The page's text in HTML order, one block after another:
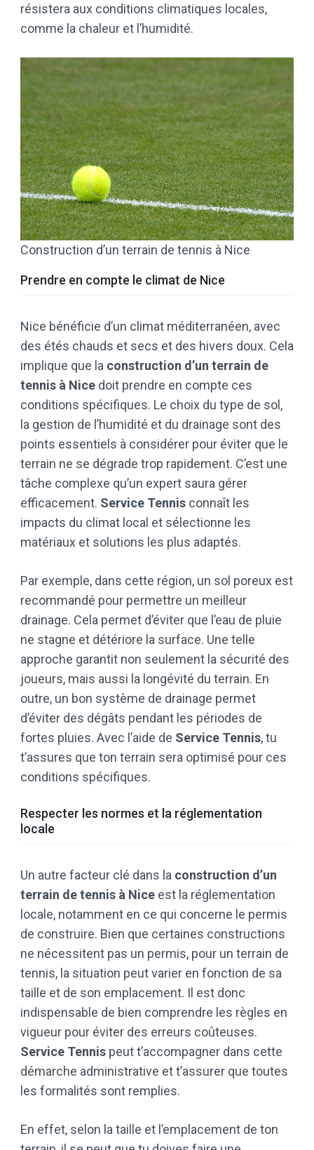
résistera aux conditions climatiques locales,
comme la chaleur et l’humidité.
Construction d’un terrain de tennis à Nice
Prendre en compte le climat de Nice
Nice bénéficie d’un climat méditerranéen, avec
des étés chauds et secs et des hivers doux. Cela
implique que la construction d’un terrain de
tennis à Nice doit prendre en compte ces
conditions spécifiques. Le choix du type de sol,
la gestion de l’humidité et du drainage sont des
points essentiels à considérer pour éviter que le
terrain ne se dégrade trop rapidement. C’est une
tâche complexe qu’un expert saura gérer
efficacement. Service Tennis connaît les
impacts du climat local et sélectionne les
matériaux et solutions les plus adaptés.
Par exemple, dans cette région, un sol poreux est
recommandé pour permettre un meilleur
drainage. Cela permet d’éviter que l’eau de pluie
ne stagne et détériore la surface. Une telle
approche garantit non seulement la sécurité des
joueurs, mais aussi la longévité du terrain. En
outre, un bon système de drainage permet
d’éviter des dégâts pendant les périodes de
fortes pluies. Avec l’aide de Service Tennis, tu
t’assures que ton terrain sera optimisé pour ces
conditions spécifiques.
Respecter les normes et la réglementation
locale
Un autre facteur clé dans la construction d’un
terrain de tennis à Nice est la réglementation
locale, notamment en ce qui concerne le permis
de construire. Bien que certaines constructions
ne nécessitent pas un permis, pour un terrain de
tennis, la situation peut varier en fonction de sa
taille et de son emplacement. Il est donc
indispensable de bien comprendre les règles en
vigueur pour éviter des erreurs coûteuses.
Service Tennis peut t’accompagner dans cette
démarche administrative et t’assurer que toutes
les formalités sont remplies.
En effet, selon la taille et l’emplacement de ton